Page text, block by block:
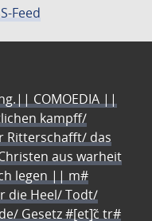
Feed
COMOEDIA ||
kampff/
das
aus warheit
legen || m#
die Heel/ Todt/
Gesetz #[et]c̃ tr#